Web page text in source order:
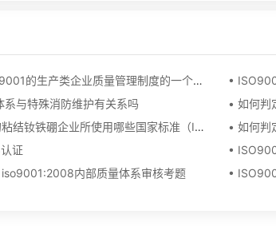
• 我需要一个ISO9001的生产类企业质量管理制度的一个文件
与特殊消防维护有关系吗
• 压缩成型工艺的粘结钕铁硼企业所使用哪些国家标准（ISO9001体系认证时需提交的资料）
证
内部质量体系审核考题
• 如何判
• 如何判
•
•